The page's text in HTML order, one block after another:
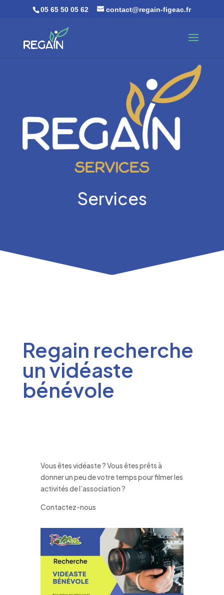
05 65 50 05 62 contact@regain-figeac.fr
Services
Regain recherche
un vidéaste
bénévole
Vous êtes vidéaste ? Vous êtes prêts à
donner un peu de votre temps pour filmer les
activités de l’association ?
Contactez-nous